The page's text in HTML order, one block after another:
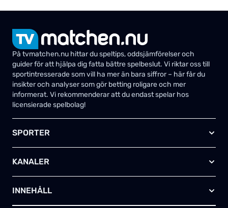
På tvmatchen.nu hittar du speltips, oddsjämförelser och
guider för att hjälpa dig fatta bättre spelbeslut. Vi riktar oss till
sportintresserade som vill ha mer än bara siffror – här får du
insikter och analyser som gör betting roligare och mer
informerat. Vi rekommenderar att du endast spelar hos
licensierade spelbolag!
SPORTER
Ishockey
Amerikansk fotboll
Basket
KANALER
TV4 Play Sport Total
INNEHÅLL